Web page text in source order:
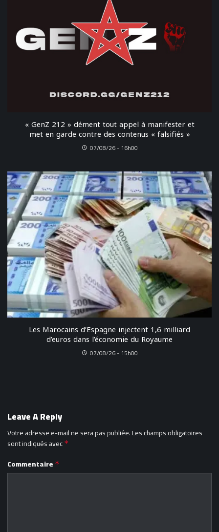
« GenZ 212 » dément tout appel à manifester et
met en garde contre des contenus « falsifiés »
07/08/26 - 16h00
Les Marocains d’Espagne injectent 1,6 milliard
d’euros dans l’économie du Royaume
07/08/26 - 15h00
Leave A Reply
Votre adresse e-mail ne sera pas publiée.Les champs obligatoires
sont indiqués avec *
Commentaire *